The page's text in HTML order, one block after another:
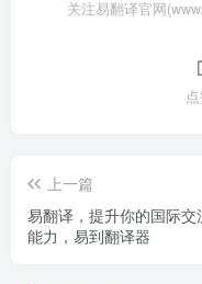
关注易翻译官网
上一篇
易翻译，提升你的国际交
能力，易到翻译器